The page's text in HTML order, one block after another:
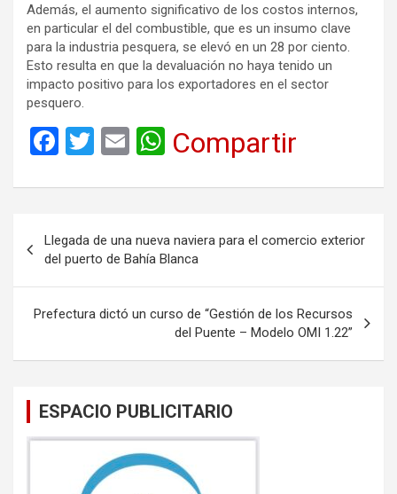
Además, el aumento significativo de los costos internos,
en particular el del combustible, que es un insumo clave
para la industria pesquera, se elevó en un 28 por ciento.
Esto resulta en que la devaluación no haya tenido un
impacto positivo para los exportadores en el sector
pesquero.
F
ce
o
o
k
T
tt
er
E
ail
W
at
A
p
p
Compartir
de
entradas
Llegada de una nueva naviera para el comercio exterior
del puerto de Bahía Blanca
Prefectura dictó un curso de “Gestión de los Recursos
del Puente – Modelo OMI 1.22”
ESPACIO PUBLICITARIO